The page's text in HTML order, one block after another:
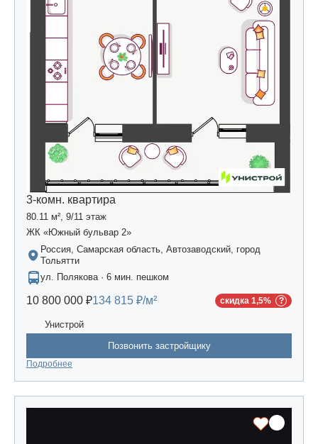
3-комн. квартира
80.11 м², 9/11 этаж
ЖК «Южный бульвар 2»
Россия, Самарская область, Автозаводский, город
Тольятти
ул. Полякова · 6 мин. пешком
10 800 000 ₽134 815 ₽/м² скидка 1,5%
Унистрой
Позвонить застройщику
Подробнее